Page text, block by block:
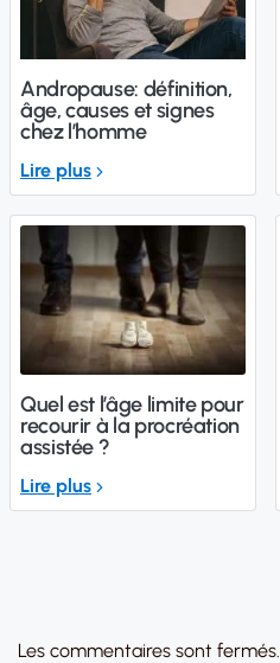
Andropause: définition,
âge, causes et signes
chez l’homme
Lire plus
Quel est l’âge limite pour
recourir à la procréation
assistée ?
Lire plus
Les commentaires sont fermés.